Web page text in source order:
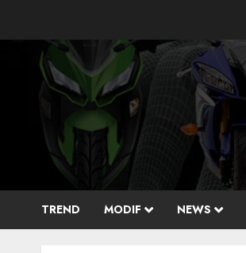
TREND MODIF NEWS